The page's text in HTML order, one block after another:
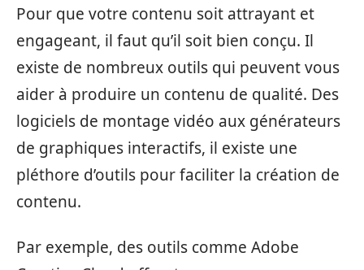
Pour que votre contenu soit attrayant et
engageant, il faut qu’il soit bien conçu. Il
existe de nombreux outils qui peuvent vous
aider à produire un contenu de qualité. Des
logiciels de montage vidéo aux générateurs
de graphiques interactifs, il existe une
pléthore d’outils pour faciliter la création de
contenu.
Par exemple, des outils comme Adobe